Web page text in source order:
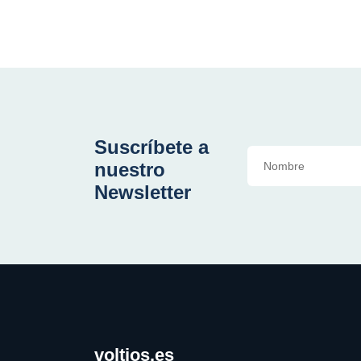
Suscríbete a
nuestro
Newsletter
voltios.es